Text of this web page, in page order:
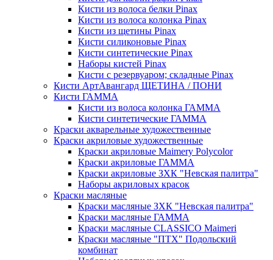
Кисти из волоса белки Pinax
Кисти из волоса колонка Pinax
Кисти из щетины Pinax
Кисти силиконовые Pinax
Кисти синтетические Pinax
Наборы кистей Pinax
Кисти с резервуаром; складные Pinax
Кисти АртАвангард ЩЕТИНА / ПОНИ
Кисти ГАММА
Кисти из волоса колонка ГАММА
Кисти синтетические ГАММА
Краски акварельные художественные
Краски акриловые художественные
Краски акриловые Maimery Polycolor
Краски акриловые ГАММА
Краски акриловые ЗХК "Невская палитра"
Наборы акриловых красок
Краски масляные
Краски масляные ЗХК "Невская палитра"
Краски масляные ГАММА
Краски масляные CLASSICO Maimeri
Краски масляные "ПТХ" Подольский
комбинат